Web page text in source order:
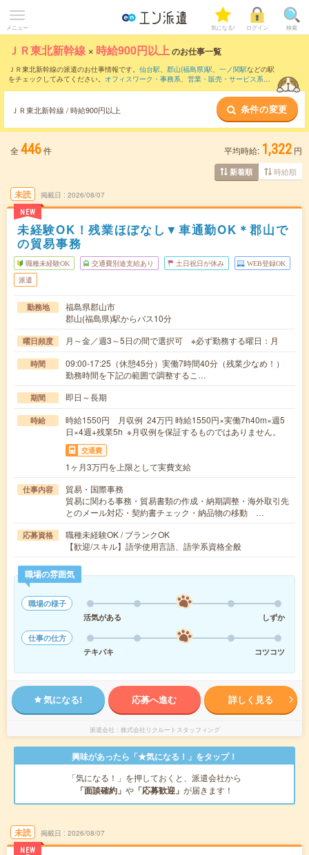
メニュー 気になる! ログイン 検索
ＪＲ東北新幹線 × 時給900円以上のお仕事一覧
ＪＲ東北新幹線の派遣のお仕事情報です。 仙台駅、 郡山(福島県)駅、 一ノ関駅などの駅
をチェックしてみてください。 オフィスワーク・事務系、 営業・販売・サービス系、
ＪＲ東北新幹線 / 時給900円以上 条件の変更
全 446件 平均時給: 1,322 円
新着順 時給順
未読
NEW
掲載日 2026/08/07
未経験OK！残業ほぼなし▼車通勤OK＊郡山で
の貿易事務
職種未経験OK 交通費別途支給あり 土日祝日が休み WEB登録OK
派遣
勤務地
福島県郡山市
郡山(福島県)駅からバス10分
曜日頻度 月～金／週3～5日の間で選択可 ※必ず勤務する曜日：月
時間
09:00-17:25（休憩45分）実働7時間40分（残業少なめ！）
勤務時間を下記の範囲で調整するこ…
期間 即日～長期
時給
時給1550円 月収例 24万円 時給1550円×実働7h40m×週5
日×4週+残業5h ※月収例を保証するものではありません。
交通費
1ヶ月3万円を上限として実費支給
仕事内容
貿易・国際事務
貿易に関わる事務・貿易書類の作成・納期調整・海外取引先
とのメール対応・契約書チェック・納品物の移動 …
応募資格
職種未経験OK / ブランクOK
【歓迎/スキル】語学使用言語、語学系資格全般
職場の雰囲気
職場の様子
活気がある
しずか
仕事の仕方
テキパキ
コツコツ
気になる! 応募へ進む 詳しく見る
派遣会社 株式会社リクルートスタッフィング
興味があったら「★気になる！」をタップ！
「気になる！」を押しておくと、派遣会社から
「面談確約」 や 「応募歓迎」 が届きます！
未読
NEW
掲載日 2026/08/07